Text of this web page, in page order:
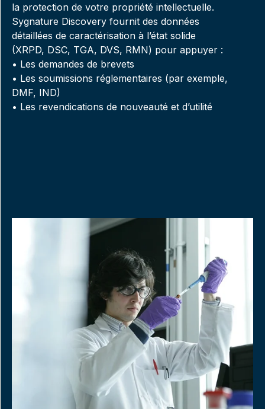
la protection de votre propriété intellectuelle.
Sygnature Discovery fournit des données
détaillées de caractérisation à l’état solide
(XRPD, DSC, TGA, DVS, RMN) pour appuyer :
• Les demandes de brevets
• Les soumissions réglementaires (par exemple,
DMF, IND)
• Les revendications de nouveauté et d’utilité